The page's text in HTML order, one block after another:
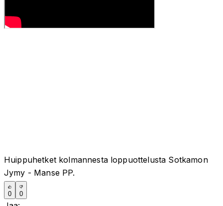
Huippuhetket kolmannesta loppuottelusta Sotkamon
Jymy - Manse PP.
0 0